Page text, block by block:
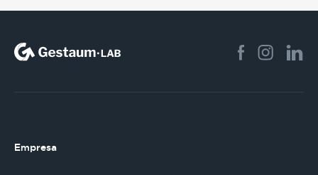
Empresa